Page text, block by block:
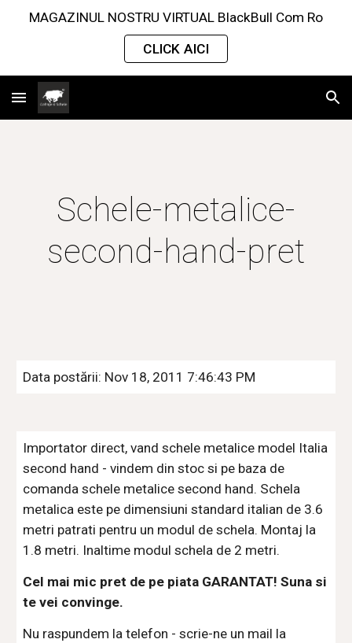
MAGAZINUL NOSTRU VIRTUAL BlackBull Com Ro
CLICK AICI
Schele-metalice-
second-hand-pret
Data postării: Nov 18, 2011 7:46:43 PM
Importator direct, vand schele metalice model Italia
second hand - vindem din stoc si pe baza de
comanda schele metalice second hand. Schela
metalica este pe dimensiuni standard italian de 3.6
metri patrati pentru un modul de schela. Montaj la
1.8 metri. Inaltime modul schela de 2 metri.
Cel mai mic pret de pe piata GARANTAT! Suna si
te vei convinge.
Nu raspundem la telefon - scrie-ne un mail la